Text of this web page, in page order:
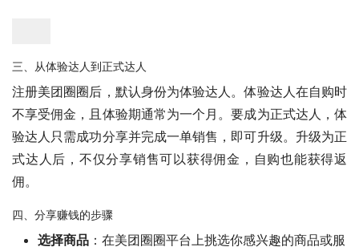
三、从体验达人到正式达人
注册美团圈圈后，默认身份为体验达人。体验达人在自购时
不享受佣金，且体验期通常为一个月。要成为正式达人，体
验达人只需成功分享并完成一单销售，即可升级。升级为正
式达人后，不仅分享销售可以获得佣金，自购也能获得返
佣。
四、分享赚钱的步骤
选择商品 ：在美团圈圈平台上挑选你感兴趣的商品或服